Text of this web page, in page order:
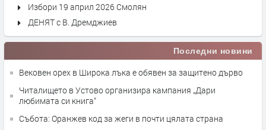
Избори 19 април 2026 Смолян
ДЕНЯТ с В. Дремджиев
Последни новини
Вековен орех в Широка лъка е обявен за защитено дърво
Читалището в Устово организира кампания „Дари
любимата си книга“
Събота: Оранжев код за жеги в почти цялата страна